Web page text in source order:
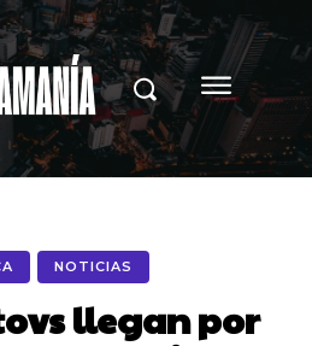
NOTICIAS
llegan por